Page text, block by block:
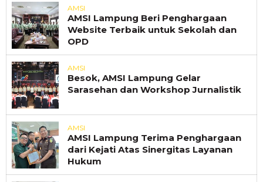
AMSI
AMSI Lampung Beri Penghargaan
Website Terbaik untuk Sekolah dan
OPD
AMSI
Besok, AMSI Lampung Gelar
Sarasehan dan Workshop Jurnalistik
AMSI
AMSI Lampung Terima Penghargaan
dari Kejati Atas Sinergitas Layanan
Hukum